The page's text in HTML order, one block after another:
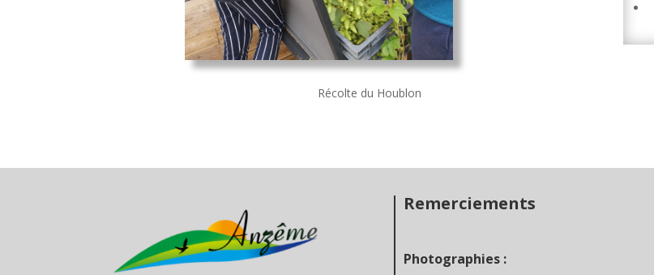
Récolte du Houblon
Remerciements
Photographies :